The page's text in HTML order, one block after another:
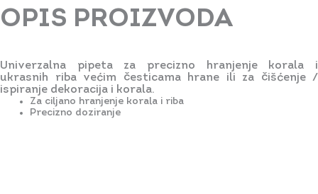
30
Set
od
OPIS PROIZVODA
Univerzalna pipeta za precizno hranjenje korala i
ukrasnih riba većim česticama hrane ili za čišćenje /
ispiranje dekoracija i korala.
Za ciljano hranjenje korala i riba
Precizno doziranje